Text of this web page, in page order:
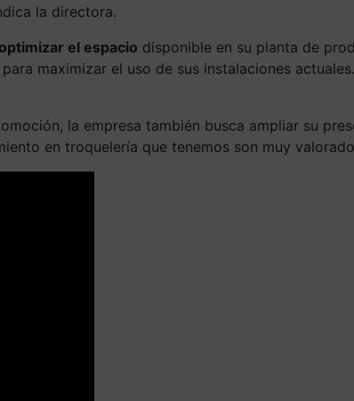
la directora.
el espacio disponible en su planta de
maximizar el uso de sus instalaciones
la empresa también busca ampliar su
en troquelería que tenemos son muy